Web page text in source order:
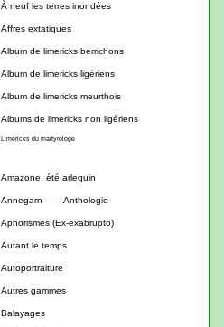
À neuf les terres inondées
Affres extatiques
Album de limericks berrichons
Album de limericks ligériens
Album de limericks meurthois
Albums de limericks non ligériens
Limericks du martyrologe
Amazone, été arlequin
Annegarn ––– Anthologie
Aphorismes (Ex-exabrupto)
Autant le temps
Autoportraiture
Autres gammes
Balayages